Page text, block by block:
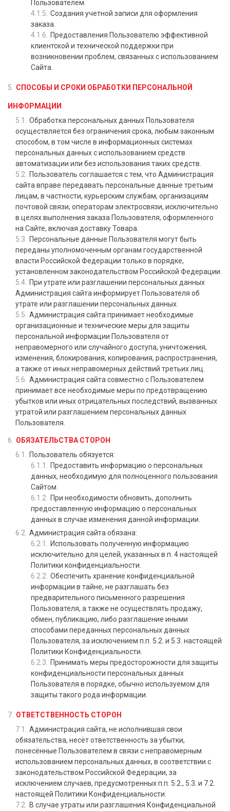
Пользователем.
Создания учетной записи для оформления
заказа.
Предоставления Пользователю эффективной
клиентской и технической поддержки при
возникновении проблем, связанных с использованием
Сайта.
СПОСОБЫ И СРОКИ ОБРАБОТКИ ПЕРСОНАЛЬНОЙ
ИНФОРМАЦИИ
Обработка персональных данных Пользователя
осуществляется без ограничения срока, любым законным
способом, в том числе в информационных системах
персональных данных с использованием средств
автоматизации или без использования таких средств.
Пользователь соглашается с тем, что Администрация
сайта вправе передавать персональные данные третьим
лицам, в частности, курьерским службам, организациям
почтовой связи, операторам электросвязи, исключительно
в целях выполнения заказа Пользователя, оформленного
на Сайте, включая доставку Товара.
Персональные данные Пользователя могут быть
переданы уполномоченным органам государственной
власти Российской Федерации только в порядке,
установленном законодательством Российской Федерации.
При утрате или разглашении персональных данных
Администрация сайта информирует Пользователя об
утрате или разглашении персональных данных.
Администрация сайта принимает необходимые
организационные и технические меры для защиты
персональной информации Пользователя от
неправомерного или случайного доступа, уничтожения,
изменения, блокирования, копирования, распространения,
а также от иных неправомерных действий третьих лиц.
Администрация сайта совместно с Пользователем
принимает все необходимые меры по предотвращению
убытков или иных отрицательных последствий, вызванных
утратой или разглашением персональных данных
Пользователя.
ОБЯЗАТЕЛЬСТВА СТОРОН
Пользователь обязуется:
Предоставить информацию о персональных
данных, необходимую для полноценного пользования
Сайтом.
При необходимости обновить, дополнить
предоставленную информацию о персональных
данных в случае изменения данной информации.
Администрация сайта обязана:
Использовать полученную информацию
исключительно для целей, указанных в п. 4 настоящей
Политики конфиденциальности.
Обеспечить хранение конфиденциальной
информации в тайне, не разглашать без
предварительного письменного разрешения
Пользователя, а также не осуществлять продажу,
обмен, публикацию, либо разглашение иными
способами переданных персональных данных
Пользователя, за исключением п.п. 5.2. и 5.3. настоящей
Политики Конфиденциальности.
Принимать меры предосторожности для защиты
конфиденциальности персональных данных
Пользователя в порядке, обычно используемом для
защиты такого рода информации.
ОТВЕТСТВЕННОСТЬ СТОРОН
Администрация сайта, не исполнившая свои
обязательства, несёт ответственность за убытки,
понесённые Пользователем в связи с неправомерным
использованием персональных данных, в соответствии с
законодательством Российской Федерации, за
исключением случаев, предусмотренных п.п. 5.2., 5.3. и 7.2.
настоящей Политики Конфиденциальности.
В случае утраты или разглашения Конфиденциальной